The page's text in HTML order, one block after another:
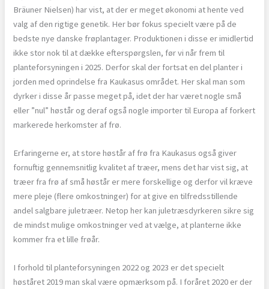
Bräuner Nielsen) har vist, at der er meget økonomi at hente ved
valg af den rigtige genetik. Her bør fokus specielt være på de
bedste nye danske frøplantager. Produktionen i disse er imidlertid
ikke stor nok til at dække efterspørgslen, før vi når frem til
planteforsyningen i 2025. Derfor skal der fortsat en del planter i
jorden med oprindelse fra Kaukasus området. Her skal man som
dyrker i disse år passe meget på, idet der har været nogle små
eller ”nul” høstår og deraf også nogle importer til Europa af forkert
markerede herkomster af frø.
Erfaringerne er, at store høstår af frø fra Kaukasus også giver
fornuftig gennemsnitlig kvalitet af træer, mens det har vist sig, at
træer fra frø af små høstår er mere forskellige og derfor vil kræve
mere pleje (flere omkostninger) for at give en tilfredsstillende
andel salgbare juletræer. Netop her kan juletræsdyrkeren sikre sig
de mindst mulige omkostninger ved at vælge, at planterne ikke
kommer fra et lille frøår.
I forhold til planteforsyningen 2022 og 2023 er det specielt
høståret 2019 man skal være opmærksom på. I foråret 2020 er der